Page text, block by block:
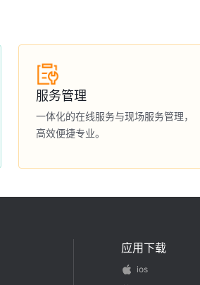
服务管理
一体化的在线服务与现场服务管理，
高效便捷专业。
应用下载
ios